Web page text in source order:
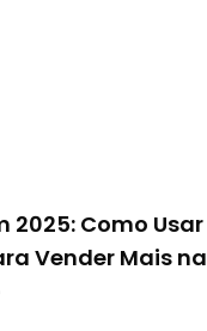
2025: Como
Vender Mais